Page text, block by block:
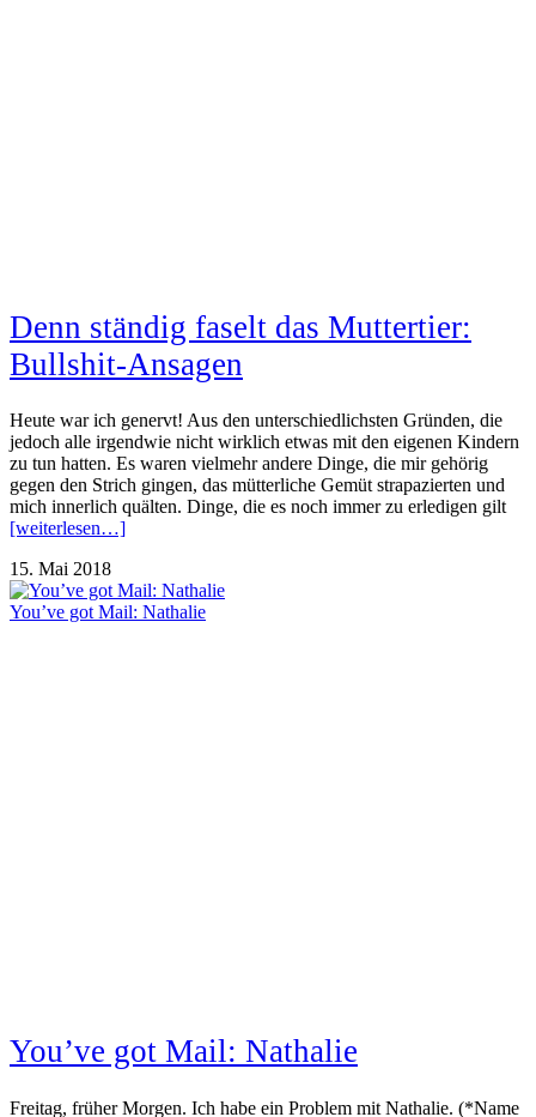
Denn ständig faselt das Muttertier:
Bullshit-Ansagen
Heute war ich genervt! Aus den unterschiedlichsten Gründen, die
jedoch alle irgendwie nicht wirklich etwas mit den eigenen Kindern
zu tun hatten. Es waren vielmehr andere Dinge, die mir gehörig
gegen den Strich gingen, das mütterliche Gemüt strapazierten und
mich innerlich quälten. Dinge, die es noch immer zu erledigen gilt
[weiterlesen…]
15. Mai 2018
You’ve got Mail: Nathalie
You’ve got Mail: Nathalie
Freitag, früher Morgen. Ich habe ein Problem mit Nathalie. (*Name